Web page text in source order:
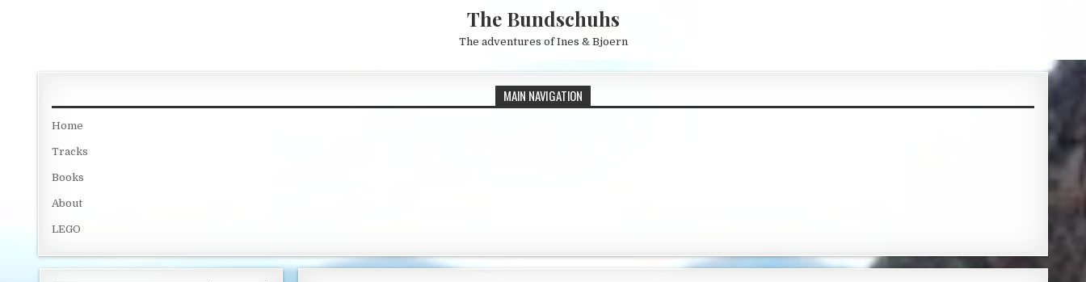
The Bundschuhs
The adventures of Ines & Bjoern
MAIN NAVIGATION
Home
Tracks
Books
About
LEGO